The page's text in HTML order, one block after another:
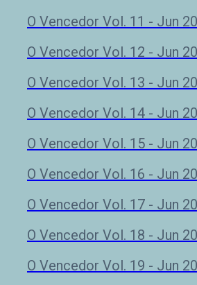
O Vencedor Vol. 11 - Jun
O Vencedor Vol. 12 - Jun
O Vencedor Vol. 13 - Jun
O Vencedor Vol. 14 - Jun
O Vencedor Vol. 15 - Jun
O Vencedor Vol. 16 - Jun
O Vencedor Vol. 17 - Jun
O Vencedor Vol. 18 - Jun
O Vencedor Vol. 19 - Jun